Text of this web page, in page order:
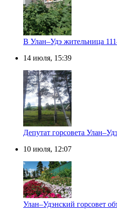
В Улан–Удэ жительница
14 июля, 15:39
Депутат горсовета
10 июля, 12:07
Улан–Удэнский горсовет